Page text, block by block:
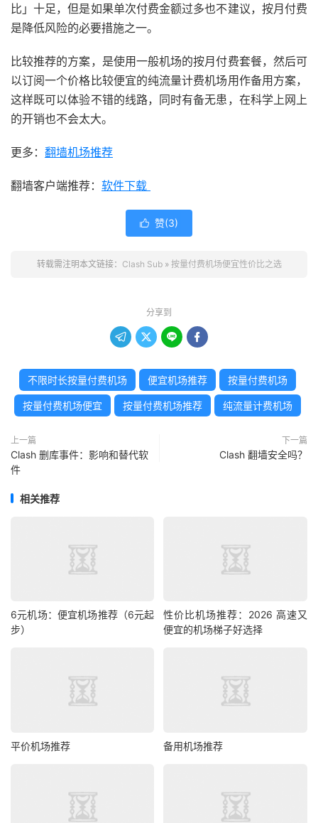
比」十足，但是如果单次付费金额过多也不建议，按月付费
是降低风险的必要措施之一。
比较推荐的方案，是使用一般机场的按月付费套餐，然后可
以订阅一个价格比较便宜的纯流量计费机场用作备用方案，
这样既可以体验不错的线路，同时有备无患，在科学上网上
的开销也不会太大。
更多： 翻墙机场推荐
翻墙客户端推荐： 软件下载
 赞(3)
转载需注明本文链接： Clash Sub» 按量付费机场便宜性价比之选
分享到
   
不限时长按量付费机场 便宜机场推荐 按量付费机场
按量付费机场便宜 按量付费机场推荐 纯流量计费机场
上一篇
Clash 删库事件：影响和替代软
件
下一篇
Clash 翻墙安全吗？
相关推荐
6元机场：便宜机场推荐（6元起
步）
性价比机场推荐：2026 高速又
便宜的机场梯子好选择
平价机场推荐 备用机场推荐